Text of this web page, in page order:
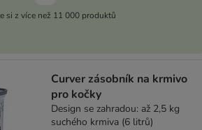
si z více než 11 000 produktů
Curver zásobník na krmivo
pro kočky
Design se zahradou: až 2,5 kg
suchého krmiva (6 litrů)